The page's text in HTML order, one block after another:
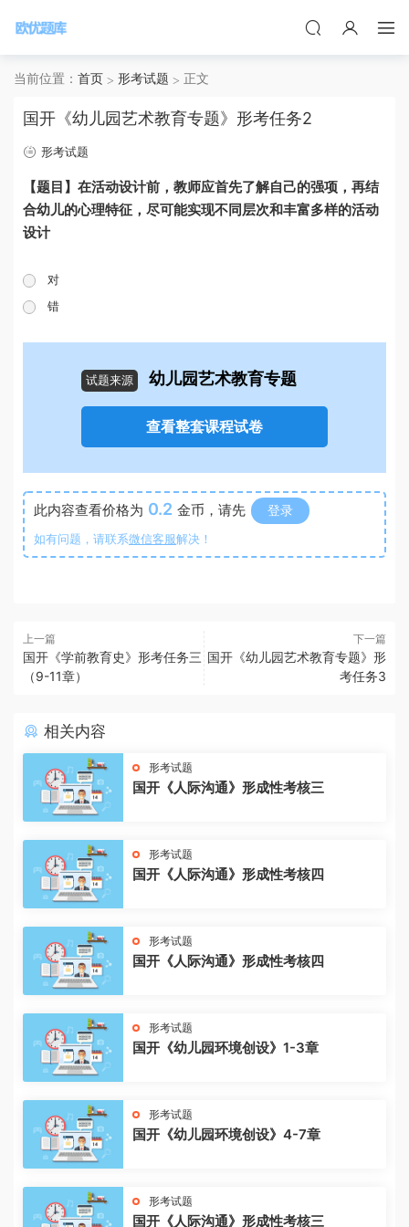
当前位置： 首页 形考试题 正文
国开《幼儿园艺术教育专题》形考任务2
形考试题
【题目】在活动设计前，教师应首先了解自己的强项，再结
合幼儿的心理特征，尽可能实现不同层次和丰富多样的活动
设计
对
错
试题来源 幼儿园艺术教育专题
查看整套课程试卷
此内容查看价格为 0.2 金币，请先 登录
如有问题，请联系微信客服解决！
上一篇
国开《学前教育史》形考任务三
（9-11章）
下一篇
国开《幼儿园艺术教育专题》形
考任务3
相关内容
形考试题
国开《人际沟通》形成性考核三
形考试题
国开《人际沟通》形成性考核四
形考试题
国开《人际沟通》形成性考核四
形考试题
国开《幼儿园环境创设》1-3章
形考试题
国开《幼儿园环境创设》4-7章
形考试题
国开《人际沟通》形成性考核三